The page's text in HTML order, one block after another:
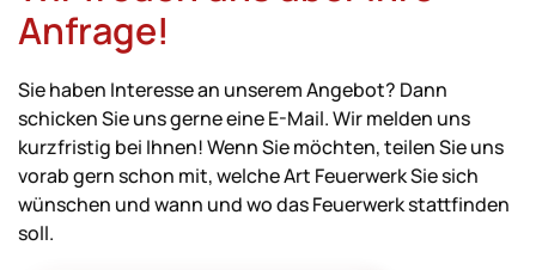
Anfrage!
Sie haben Interesse an unserem Angebot? Dann
schicken Sie uns gerne eine E-Mail. Wir melden uns
kurzfristig bei Ihnen! Wenn Sie möchten, teilen Sie uns
vorab gern schon mit, welche Art Feuerwerk Sie sich
wünschen und wann und wo das Feuerwerk stattfinden
soll.